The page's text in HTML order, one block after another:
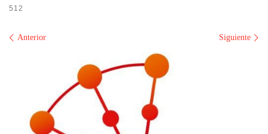
512
Navegación de imágenes
Anterior Siguiente